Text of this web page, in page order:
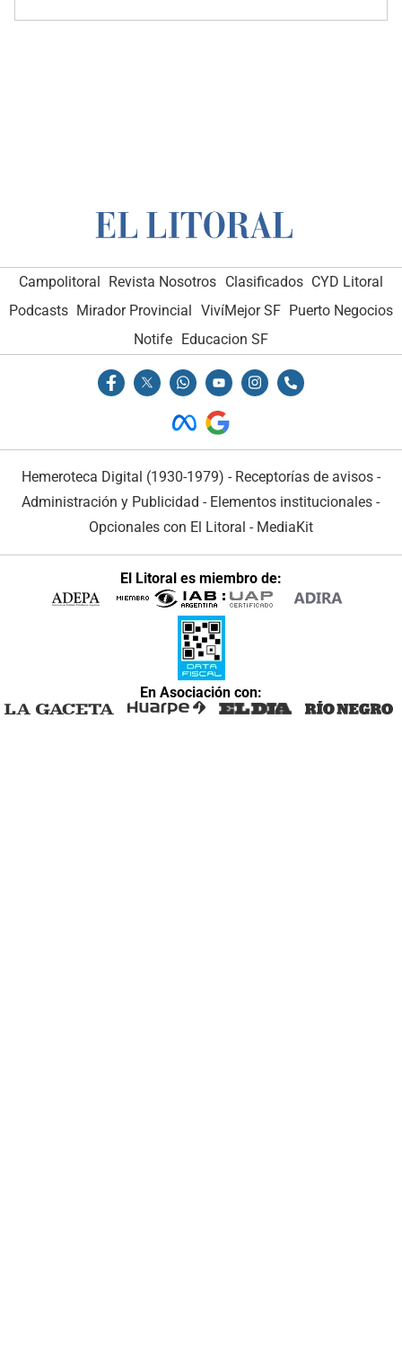
Campolitoral Revista Nosotros Clasificados CYD Litoral
Podcasts Mirador Provincial VivíMejor SF Puerto Negocios
Notife Educacion SF
Hemeroteca Digital (1930-1979) - Receptorías de avisos -
Administración y Publicidad - Elementos institucionales -
Opcionales con El Litoral - MediaKit
El Litoral es miembro de:
En Asociación con: